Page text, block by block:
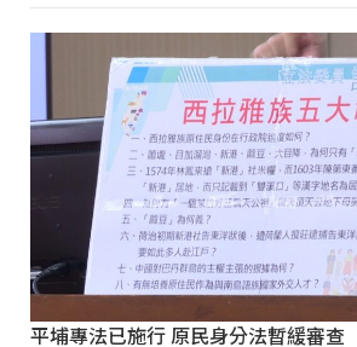
平埔專法已施行 原民身分法暫緩審查